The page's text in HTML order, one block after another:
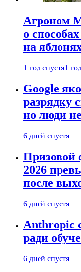
Агроном
о
на
1 год спустя1
Google
разрядку
но люди
6 дней спустя
Призовой
2026
после
6 дней спустя
Anthropic
ради
6 дней спустя